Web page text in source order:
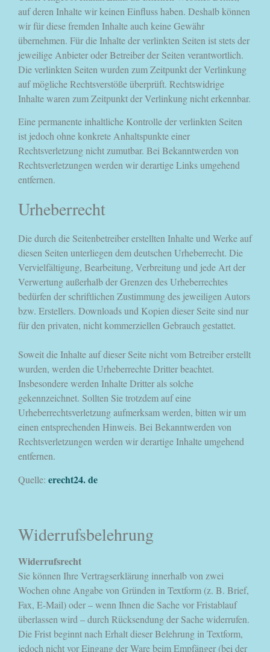
auf deren Inhalte wir keinen Einfluss haben. Deshalb können
wir für diese fremden Inhalte auch keine Gewähr
übernehmen. Für die Inhalte der verlinkten Seiten ist stets der
jeweilige Anbieter oder Betreiber der Seiten verantwortlich.
Die verlinkten Seiten wurden zum Zeitpunkt der Verlinkung
auf mögliche Rechtsverstöße überprüft. Rechtswidrige
Inhalte waren zum Zeitpunkt der Verlinkung nicht erkennbar.
Eine permanente inhaltliche Kontrolle der verlinkten Seiten
ist jedoch ohne konkrete Anhaltspunkte einer
Rechtsverletzung nicht zumutbar. Bei Bekanntwerden von
Rechtsverletzungen werden wir derartige Links umgehend
entfernen.
Urheberrecht
Die durch die Seitenbetreiber erstellten Inhalte und Werke auf
diesen Seiten unterliegen dem deutschen Urheberrecht. Die
Vervielfältigung, Bearbeitung, Verbreitung und jede Art der
Verwertung außerhalb der Grenzen des Urheberrechtes
bedürfen der schriftlichen Zustimmung des jeweiligen Autors
bzw. Erstellers. Downloads und Kopien dieser Seite sind nur
für den privaten, nicht kommerziellen Gebrauch gestattet.
Soweit die Inhalte auf dieser Seite nicht vom Betreiber erstellt
wurden, werden die Urheberrechte Dritter beachtet.
Insbesondere werden Inhalte Dritter als solche
gekennzeichnet. Sollten Sie trotzdem auf eine
Urheberrechtsverletzung aufmerksam werden, bitten wir um
einen entsprechenden Hinweis. Bei Bekanntwerden von
Rechtsverletzungen werden wir derartige Inhalte umgehend
entfernen.
Quelle: erecht24. de
Widerrufsbelehrung
Widerrufsrecht
Sie können Ihre Vertragserklärung innerhalb von zwei
Wochen ohne Angabe von Gründen in Textform (z. B. Brief,
Fax, E-Mail) oder – wenn Ihnen die Sache vor Fristablauf
überlassen wird – durch Rücksendung der Sache widerrufen.
Die Frist beginnt nach Erhalt dieser Belehrung in Textform,
jedoch nicht vor Eingang der Ware beim Empfänger (bei der